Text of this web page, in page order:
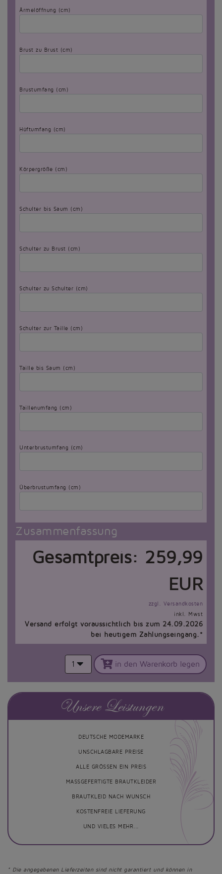
Ärmelöffnung (cm)
Brust zu Brust (cm)
Brustumfang (cm)
Hüftumfang (cm)
Körpergröße (cm)
Schulter bis Saum (cm)
Schulter zu Brust (cm)
Schulter zu Schulter (cm)
Schulter zur Taille (cm)
Taille bis Saum (cm)
Taillenumfang (cm)
Unterbrustumfang (cm)
Überbrustumfang (cm)
Zusammenfassung
Gesamtpreis: 259,99
EUR
zzgl. Versandkosten
inkl. Mwst
Versand erfolgt voraussichtlich bis zum 24.09.2026
bei heutigem Zahlungseingang.*
1 in den Warenkorb legen
Unsere Leistungen
DEUTSCHE MODEMARKE
UNSCHLAGBARE PREISE
ALLE GRÖSSEN EIN PREIS
MASSGEFERTIGTE BRAUTKLEIDER
BRAUTKLEID NACH WUNSCH
KOSTENFREIE LIEFERUNG
UND VIELES MEHR...
* Die angegebenen Lieferzeiten sind nicht garantiert und können in